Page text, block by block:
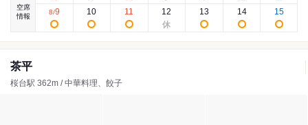
空席
情報
8/9 10 11 12 13 14 15
茶平
桜台駅 362m / 中華料理、餃子